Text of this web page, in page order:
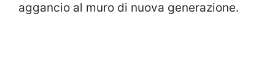
aggancio al muro di nuova generazione.